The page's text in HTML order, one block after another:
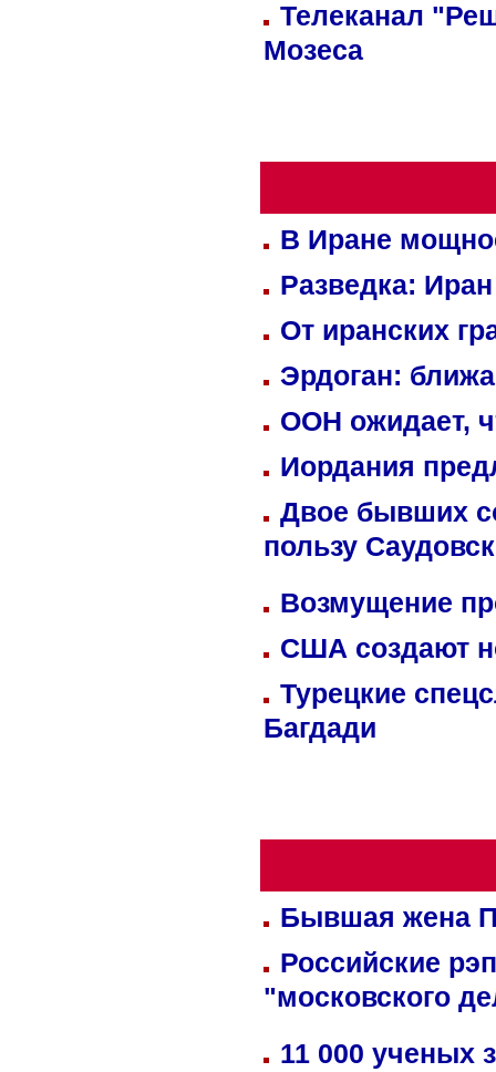
Телеканал
Мозеса
В Иране
Разведка:
От иранских
Эрдоган:
ООН ожидает,
Иордания
Двое бывших
пользу
Возмущение
США создают
Турецкие
Багдади
Бывшая жена
Российские
"московского
11 000 ученых